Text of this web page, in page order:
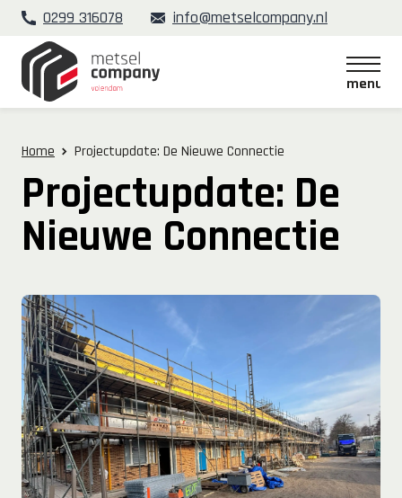
0299 316078 info@metselcompany.nl
menu
Home
Projectupdate: De Nieuwe Connectie
Projectupdate: De
Nieuwe Connectie